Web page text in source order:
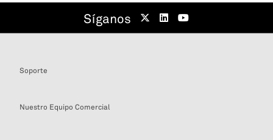
Síganos
Soporte
Nuestro Equipo Comercial